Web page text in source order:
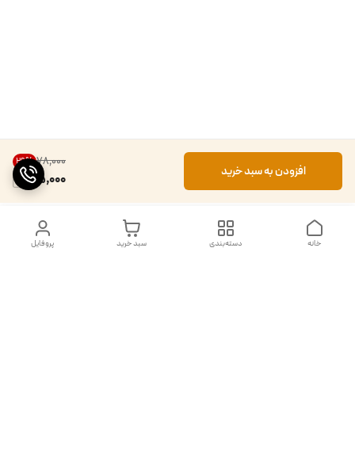
۷۸٬۰۰۰ 29%
55,000 افزودن به سبد خرید
پروفایل سبد خرید دسته‌بندی خانه